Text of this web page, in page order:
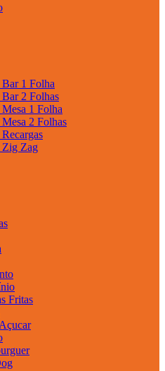
Bar 1 Folha
2 Folhas
1 Folha
2 Folhas
Zig Zag
Fritas